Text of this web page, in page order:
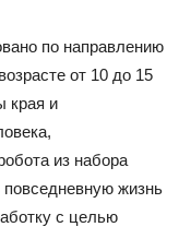
по направлению
от 10 до 15
края и
из набора
жизнь
с целью